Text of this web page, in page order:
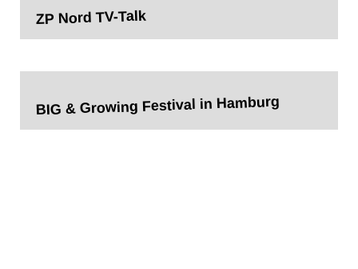
ZP Nord TV-Talk
BIG & Growing Festival in Hamburg